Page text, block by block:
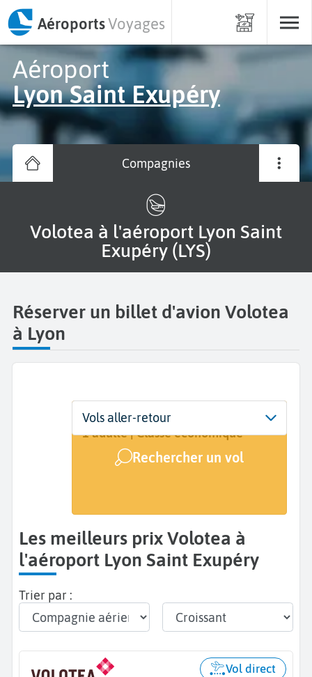
AéroportsVoyages
Aéroport
Lyon Saint Exupéry
Compagnies
Volotea à l'aéroport Lyon Saint
Exupéry (LYS)
Réserver un billet d'avion Volotea
à Lyon
Départ
Lyon Saint Exupéry (LYS)
Dates
Dates de votre voyage
Voyageurs | Classe
1 adulte | Classe économique
Rechercher un vol
Vols aller-retour
Les meilleurs prix Volotea à
l'aéroport Lyon Saint Exupéry
Trier par :
Vol direct